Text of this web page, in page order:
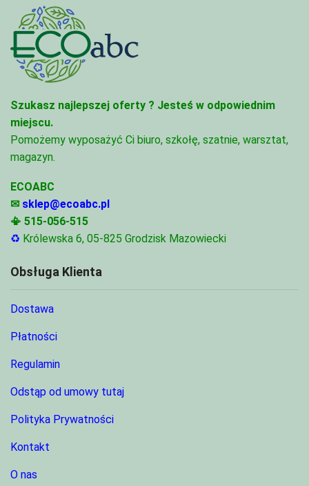
Szukasz najlepszej oferty ? Jesteś w odpowiednim
miejscu.
Pomożemy wyposażyć Ci biuro, szkołę, szatnie, warsztat,
magazyn.
ECOABC
✉ sklep@ecoabc.pl
📳 515-056-515
♻ Królewska 6, 05-825 Grodzisk Mazowiecki
Obsługa Klienta
Dostawa
Płatności
Regulamin
Odstąp od umowy tutaj
Polityka Prywatności
Kontakt
O nas